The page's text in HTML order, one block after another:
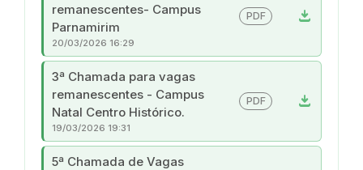
remanescentes- Campus
Parnamirim
download
PDF
20/03/2026 16:29
3ª Chamada para vagas
remanescentes - Campus
Natal Centro Histórico.
download
PDF
19/03/2026 19:31
5ª Chamada de Vagas